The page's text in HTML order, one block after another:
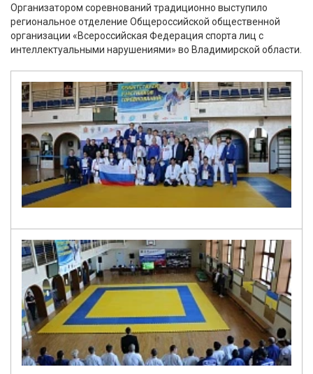
Организатором соревнований традиционно выступило
региональное отделение Общероссийской общественной
организации «Всероссийская Федерация спорта лиц с
интеллектуальными нарушениями» во Владимирской области.